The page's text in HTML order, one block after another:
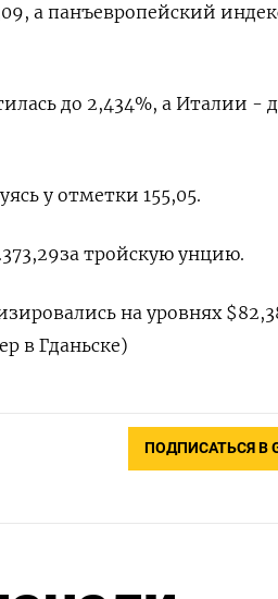
а панъевропейский
до 2,434%, а Италии -
у отметки​ 155,05.
за тройскую унцию.
на уровнях
в Гданьске)
ПОДПИСАТЬСЯ В